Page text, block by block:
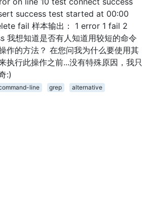
success test started at 00:00
fail 样本输出： 1 error 1 fail 2
我想知道是否有人知道用较短的命令
作的方法？ 在您问我为什么要使用其
执行此操作之前...没有特殊原因，我只
:)
line grep alternative